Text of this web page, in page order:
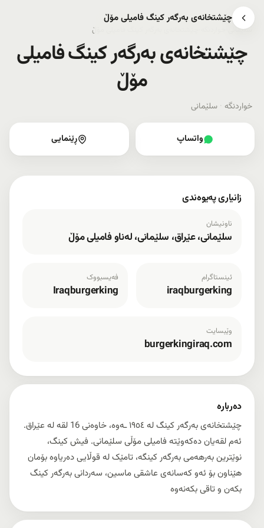
چێشتخانەی بەرگەر کینگ فامیلی مۆڵ
سلێمانی چێشتخانەی بەرگەر کینگ فامیلی مۆڵ
چێشتخانەی بەرگەر کینگ فامیلی
مۆڵ
خواردنگە · سلێمانی
دەربارە
چێشتخانەی بەرگەر کینگ لە ١٩٥٤ ـەوە، خاوەنی 16 لقە لە عێراق.
ئەم لقەیان دەکەوێتە فامیلی مۆڵی سلێمانی. فیش کینگ،
نوێترین بەرهەمی بەرگەر کینگە، تامێک لە قوڵایی دەریاوە بۆمان
هێناون بۆ ئەو کەسانەی عاشقی ماسین، سەردانی بەرگەر کینگ
بکەن و تاقی بکەنەوە
واتساپ ڕێنمایی
زانیاری پەیوەندی
ناونیشان
سلێمانی، عێراق، سلێمانی، لەناو فامیلی مۆڵ
ئینستاگرام
iraqburgerking
فەیسبووک
Iraqburgerking
وێبسایت
burgerkingiraq.com